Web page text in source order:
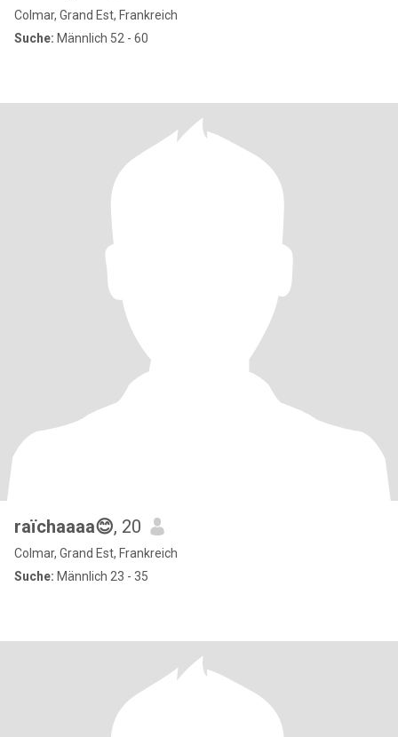
Colmar, Grand Est, Frankreich
Suche: Männlich 52 - 60
raïchaaaa😊, 20
Colmar, Grand Est, Frankreich
Suche: Männlich 23 - 35